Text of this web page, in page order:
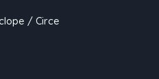
/ Circe